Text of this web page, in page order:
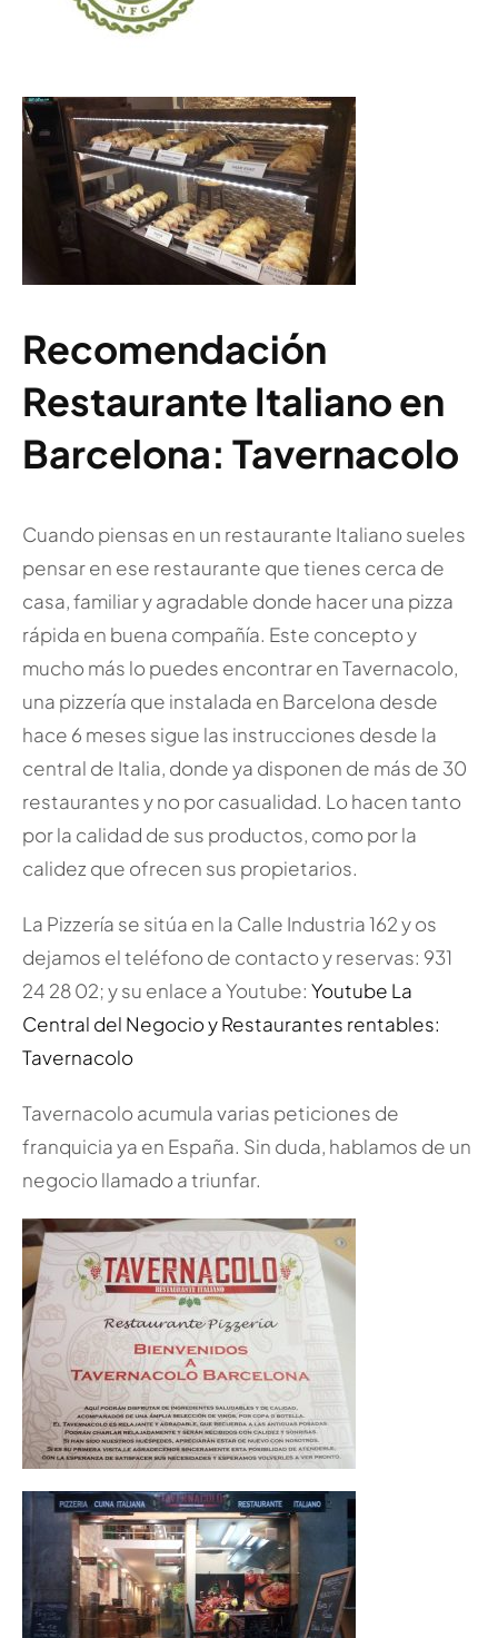
Recomendación
Restaurante Italiano en
Barcelona: Tavernacolo
Cuando piensas en un restaurante Italiano sueles
pensar en ese restaurante que tienes cerca de
casa, familiar y agradable donde hacer una pizza
rápida en buena compañía. Este concepto y
mucho más lo puedes encontrar en Tavernacolo,
una pizzería que instalada en Barcelona desde
hace 6 meses sigue las instrucciones desde la
central de Italia, donde ya disponen de más de 30
restaurantes y no por casualidad. Lo hacen tanto
por la calidad de sus productos, como por la
calidez que ofrecen sus propietarios.
La Pizzería se sitúa en la Calle Industria 162 y os
dejamos el teléfono de contacto y reservas: 931
24 28 02; y su enlace a Youtube: Youtube La
Central del Negocio y Restaurantes rentables:
Tavernacolo
Tavernacolo acumula varias peticiones de
franquicia ya en España. Sin duda, hablamos de un
negocio llamado a triunfar.